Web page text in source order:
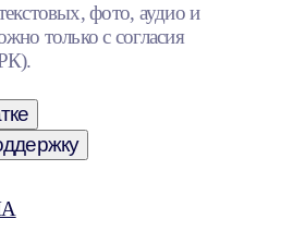
фото, аудио и
только с согласия